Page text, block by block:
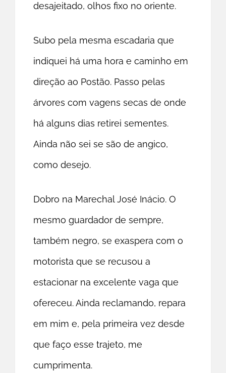
desajeitado, olhos fixo no oriente.
Subo pela mesma escadaria que
indiquei há uma hora e caminho em
direção ao Postão. Passo pelas
árvores com vagens secas de onde
há alguns dias retirei sementes.
Ainda não sei se são de angico,
como desejo.
Dobro na Marechal José Inácio. O
mesmo guardador de sempre,
também negro, se exaspera com o
motorista que se recusou a
estacionar na excelente vaga que
ofereceu. Ainda reclamando, repara
em mim e, pela primeira vez desde
que faço esse trajeto, me
cumprimenta.